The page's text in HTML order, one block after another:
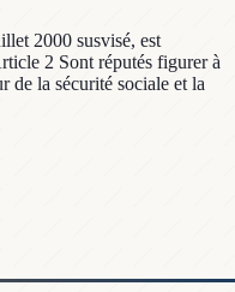
2000 susvisé, est
2 Sont réputés figurer à
de la sécurité sociale et la